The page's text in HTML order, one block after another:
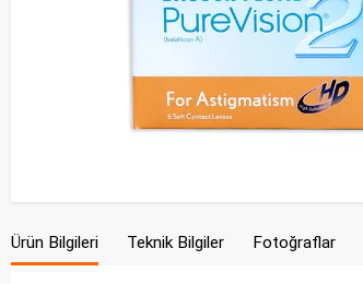
Ürün Bilgileri Teknik Bilgiler Fotoğraflar